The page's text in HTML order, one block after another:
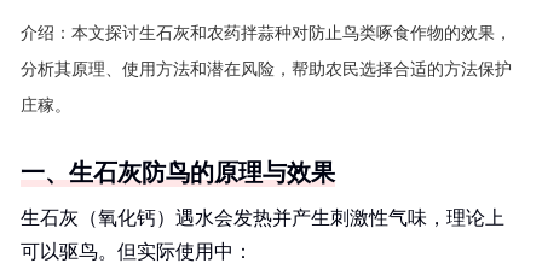
介绍： 本文探讨生石灰和农药拌蒜种对防止鸟类啄食作物的效果，
分析其原理、使用方法和潜在风险，帮助农民选择合适的方法保护
庄稼。
一、生石灰防鸟的原理与效果
生石灰（氧化钙）遇水会发热并产生刺激性气味，理论上
可以驱鸟。但实际使用中：